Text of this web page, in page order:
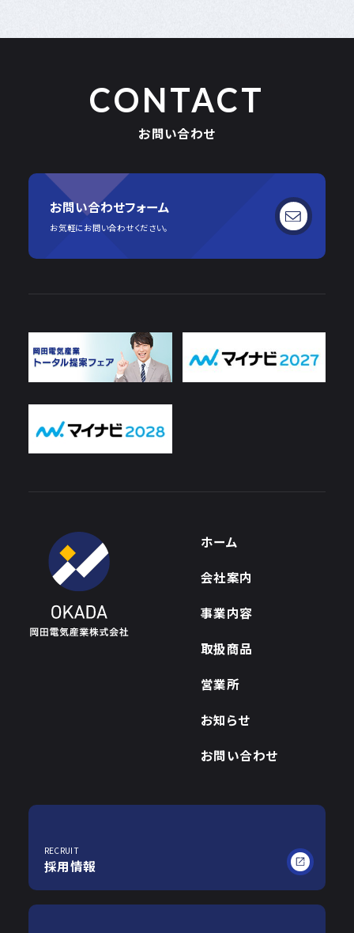
CONTACT
お問い合わせ
お問い合わせフォーム
お気軽にお問い合わせください。
ホーム
会社案内
事業内容
取扱商品
営業所
お知らせ
お問い合わせ
RECRUIT
採用情報